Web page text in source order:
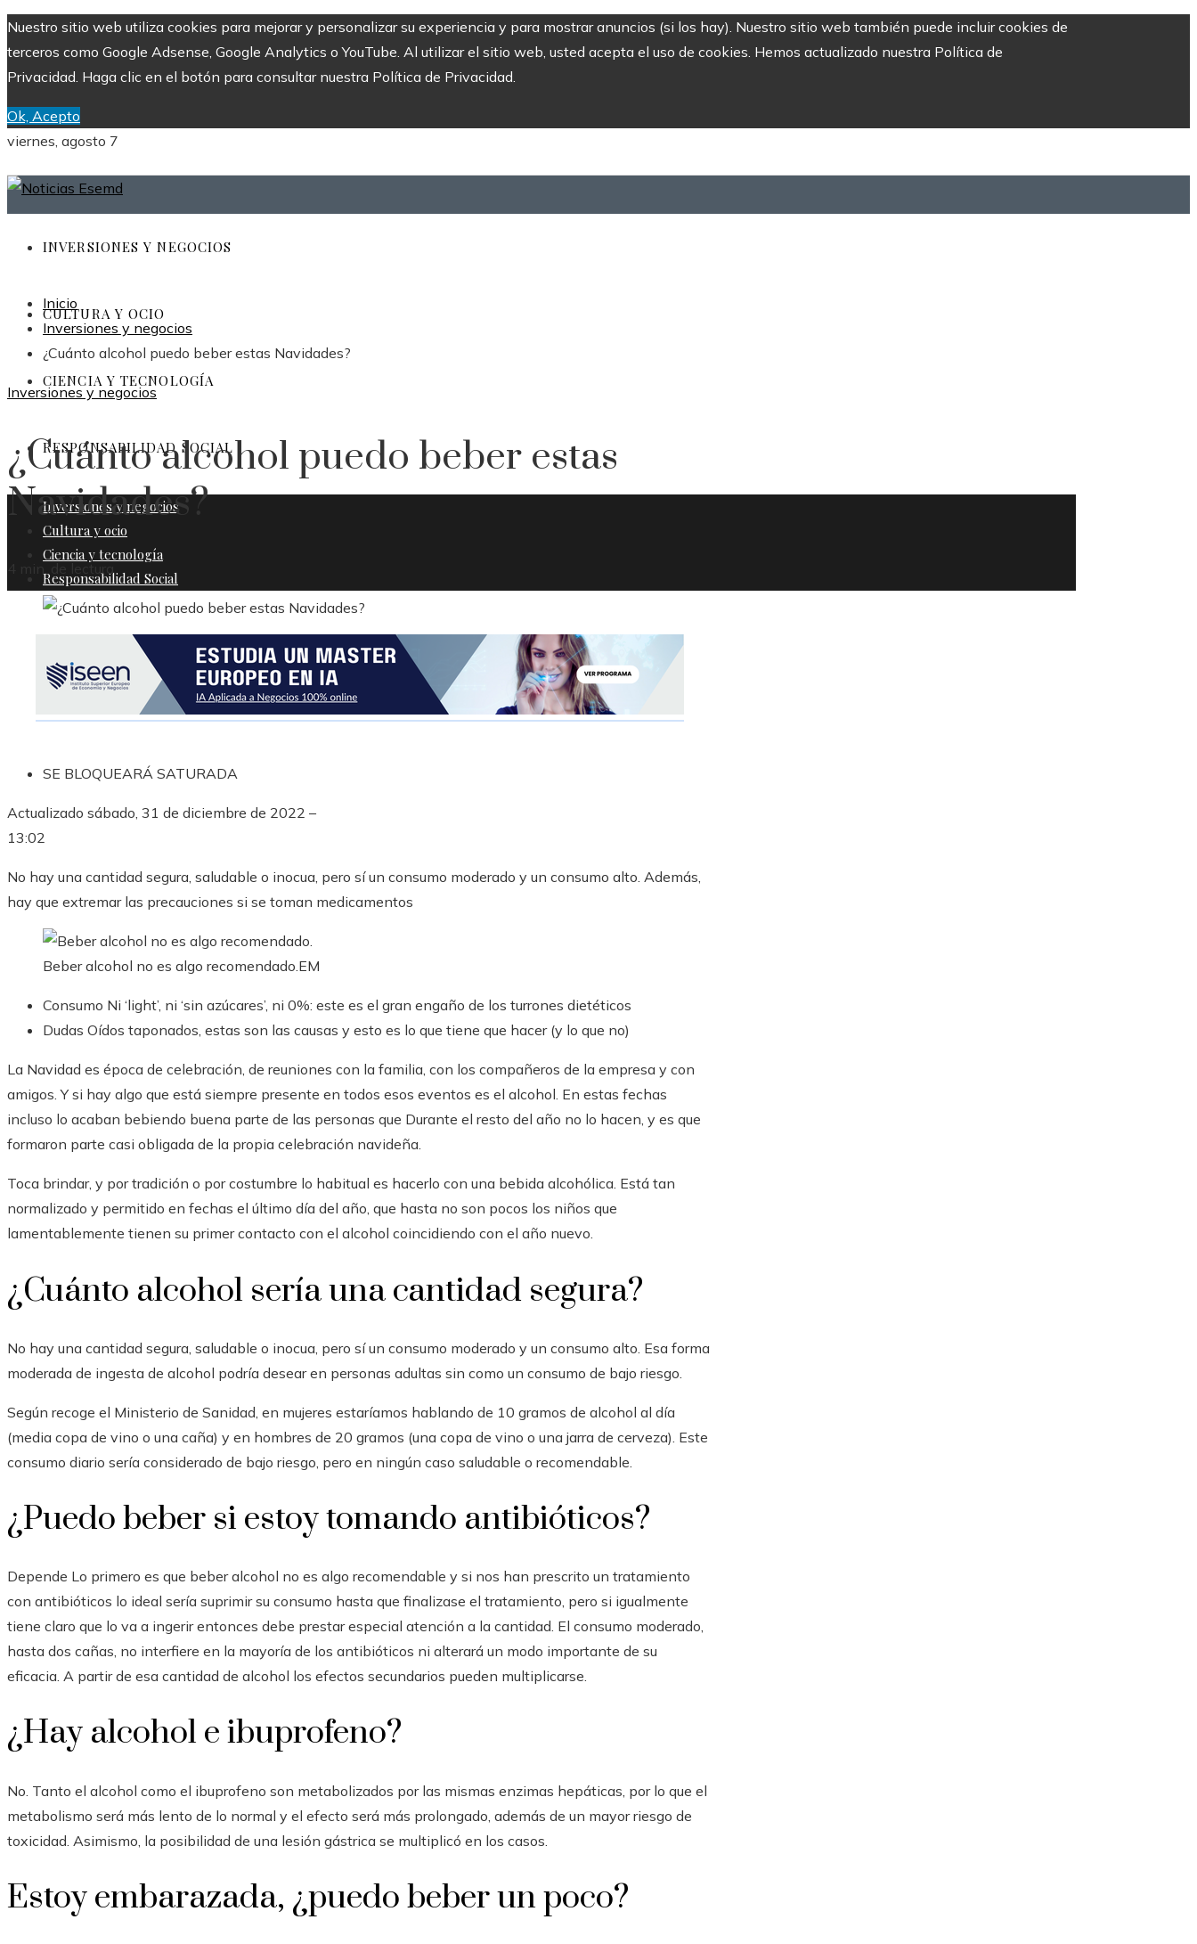
Nuestro sitio web utiliza cookies para mejorar y personalizar su experiencia y para mostrar anuncios (si los hay). Nuestro sitio web también puede incluir cookies de
terceros como Google Adsense, Google Analytics o YouTube. Al utilizar el sitio web, usted acepta el uso de cookies. Hemos actualizado nuestra Política de
Privacidad. Haga clic en el botón para consultar nuestra Política de Privacidad.
Ok, Acepto
viernes, agosto 7
INVERSIONES Y NEGOCIOS
CULTURA Y OCIO
CIENCIA Y TECNOLOGÍA
RESPONSABILIDAD SOCIAL
Inversiones y negocios
Cultura y ocio
Ciencia y tecnología
Responsabilidad Social
Inicio
Inversiones y negocios
¿Cuánto alcohol puedo beber estas Navidades?
Inversiones y negocios
¿Cuánto alcohol puedo beber estas
Navidades?
4 min. de lectura
SE BLOQUEARÁ SATURADA
Actualizado sábado, 31 de diciembre de 2022 –
13:02
No hay una cantidad segura, saludable o inocua, pero sí un consumo moderado y un consumo alto. Además,
hay que extremar las precauciones si se toman medicamentos
Beber alcohol no es algo recomendado.EM
Consumo Ni ‘light’, ni ‘sin azúcares’, ni 0%: este es el gran engaño de los turrones dietéticos
Dudas Oídos taponados, estas son las causas y esto es lo que tiene que hacer (y lo que no)
La Navidad es época de celebración, de reuniones con la familia, con los compañeros de la empresa y con
amigos. Y si hay algo que está siempre presente en todos esos eventos es el alcohol. En estas fechas
incluso lo acaban bebiendo buena parte de las personas que Durante el resto del año no lo hacen, y es que
formaron parte casi obligada de la propia celebración navideña.
Toca brindar, y por tradición o por costumbre lo habitual es hacerlo con una bebida alcohólica. Está tan
normalizado y permitido en fechas el último día del año, que hasta no son pocos los niños que
lamentablemente tienen su primer contacto con el alcohol coincidiendo con el año nuevo.
¿Cuánto alcohol sería una cantidad segura?
No hay una cantidad segura, saludable o inocua, pero sí un consumo moderado y un consumo alto. Esa forma
moderada de ingesta de alcohol podría desear en personas adultas sin como un consumo de bajo riesgo.
Según recoge el Ministerio de Sanidad, en mujeres estaríamos hablando de 10 gramos de alcohol al día
(media copa de vino o una caña) y en hombres de 20 gramos (una copa de vino o una jarra de cerveza). Este
consumo diario sería considerado de bajo riesgo, pero en ningún caso saludable o recomendable.
¿Puedo beber si estoy tomando antibióticos?
Depende Lo primero es que beber alcohol no es algo recomendable y si nos han prescrito un tratamiento
con antibióticos lo ideal sería suprimir su consumo hasta que finalizase el tratamiento, pero si igualmente
tiene claro que lo va a ingerir entonces debe prestar especial atención a la cantidad. El consumo moderado,
hasta dos cañas, no interfiere en la mayoría de los antibióticos ni alterará un modo importante de su
eficacia. A partir de esa cantidad de alcohol los efectos secundarios pueden multiplicarse.
¿Hay alcohol e ibuprofeno?
No. Tanto el alcohol como el ibuprofeno son metabolizados por las mismas enzimas hepáticas, por lo que el
metabolismo será más lento de lo normal y el efecto será más prolongado, además de un mayor riesgo de
toxicidad. Asimismo, la posibilidad de una lesión gástrica se multiplicó en los casos.
Estoy embarazada, ¿puedo beber un poco?